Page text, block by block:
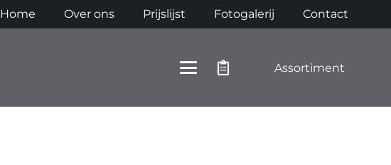
Home Over ons Prijslijst Fotogalerij Contact
Assortiment